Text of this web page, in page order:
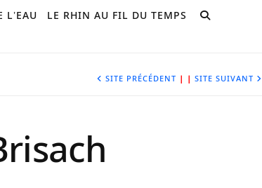
L’EAU LE RHIN AU FIL DU TEMPS
SITE PRÉCÉDENT | | SITE SUIVANT